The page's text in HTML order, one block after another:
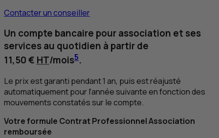
Contacter un conseiller
Un compte bancaire pour association et ses
services au quotidien à partir de
11,50 € HT/mois5.
Le prix est garanti pendant 1 an, puis est réajusté
automatiquement pour l’année suivante en fonction des
mouvements constatés sur le compte.
Votre formule Contrat Professionnel Association
remboursée